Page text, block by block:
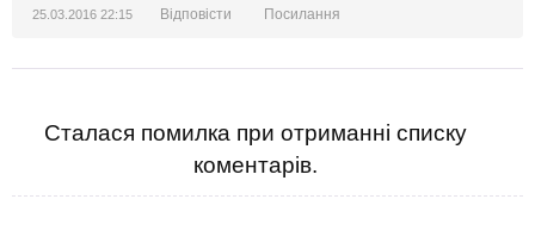
25.03.2016 22:15 Відповісти Посилання
Сталася помилка при отриманні списку
коментарів.